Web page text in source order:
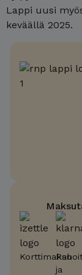
Lappi uusi
keväällä 2025.
Korttimaksu
ja